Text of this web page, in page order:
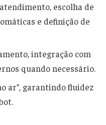
escolha de
e definição de
integração com
quando necessário.
ar”, garantindo fluidez